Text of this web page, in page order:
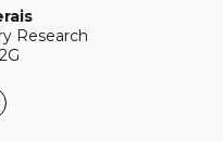
Research